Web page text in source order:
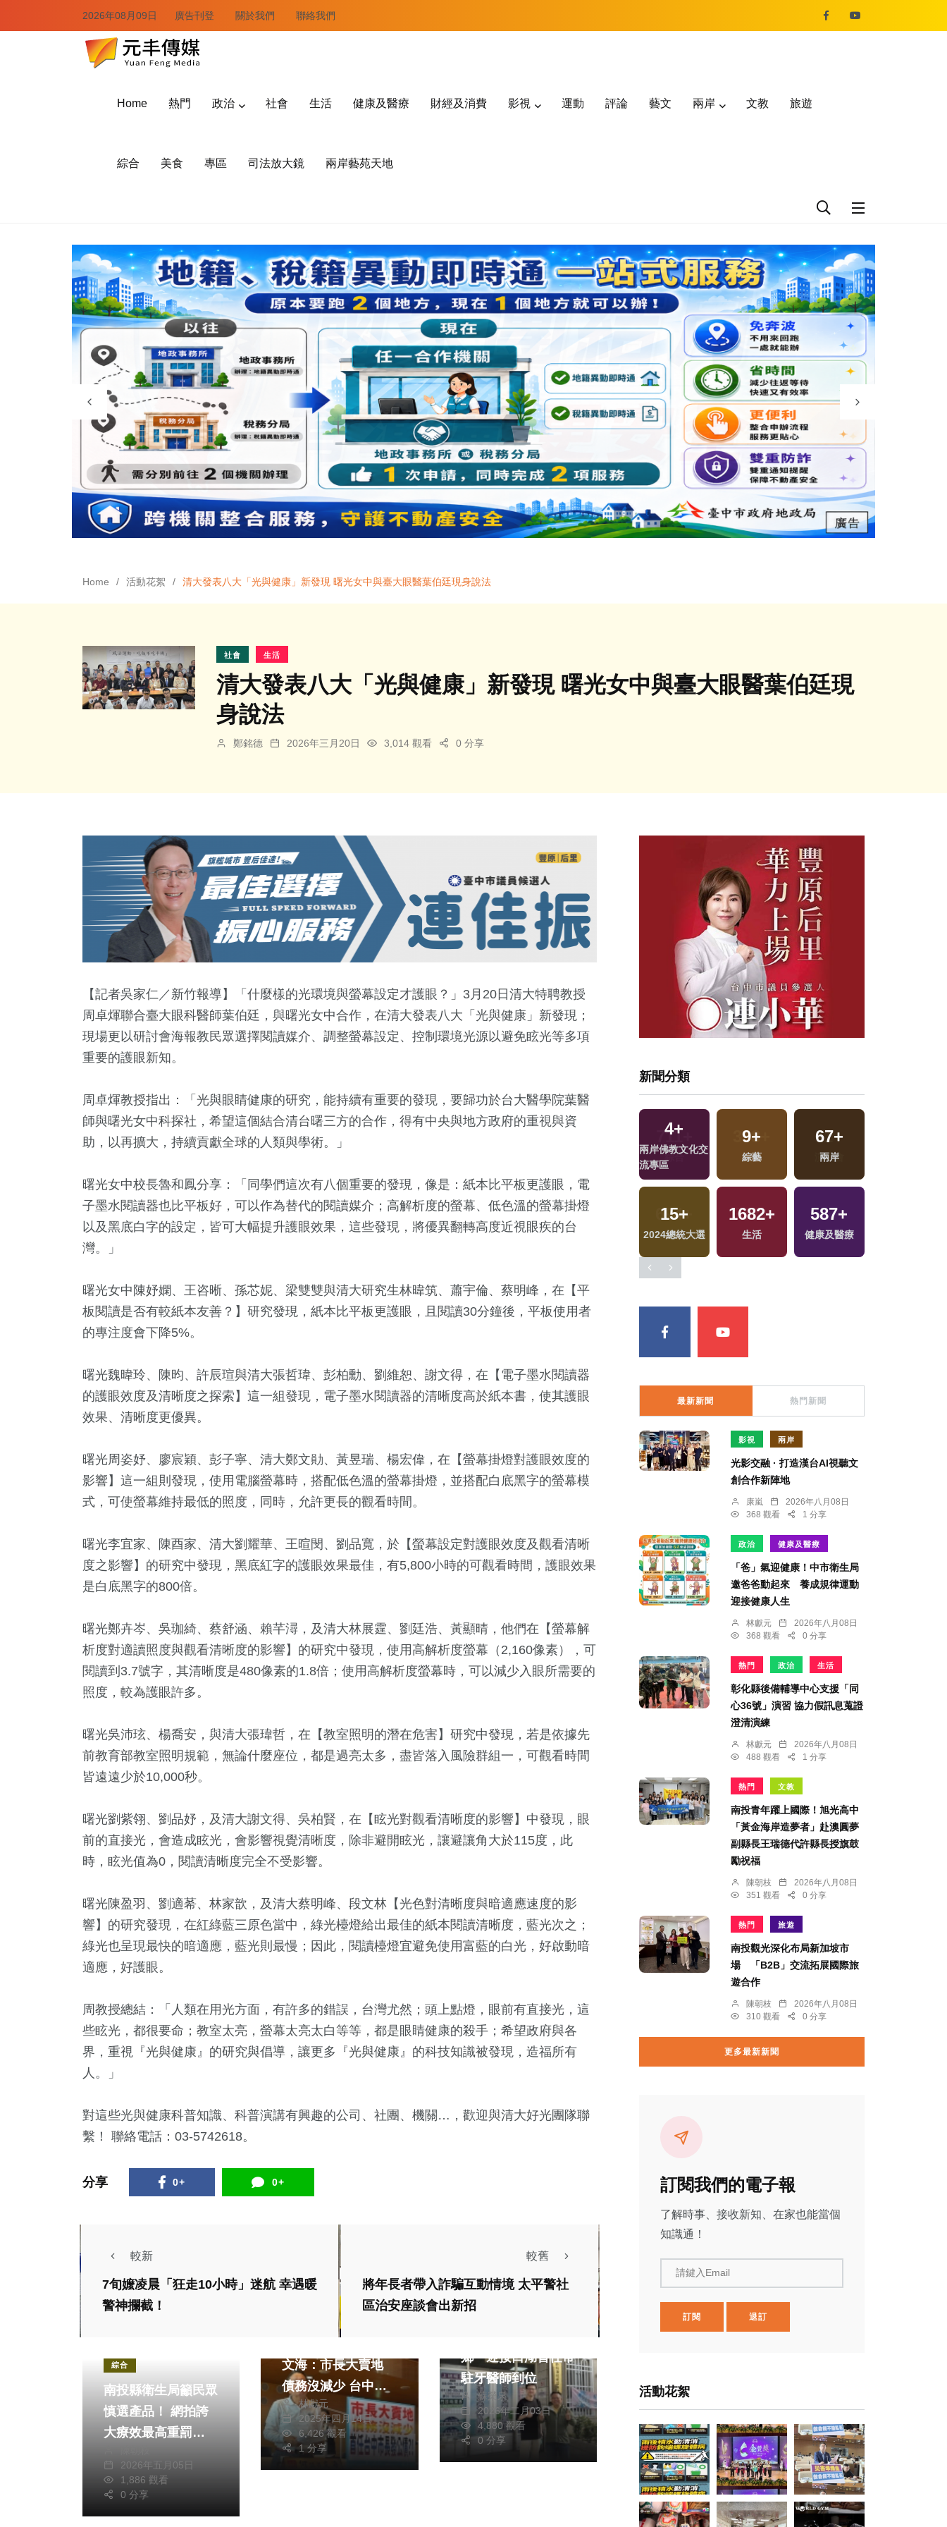
2026年08月09日 廣告刊登 關於我們 聯絡我們
Home 熱門 政治 社會 生活 健康及醫療 財經及消費 影視 運動 評論 藝文 兩岸 文教 旅遊
綜合 美食 專區 司法放大鏡 兩岸藝苑天地
Home 活動花絮 清大發表八大「光與健康」新發現 曙光女中與臺大眼醫葉伯廷現身說法
社會 生活
清大發表八大「光與健康」新發現 曙光女中與臺大眼醫葉伯廷現
身說法
鄭銘德 2026年三月20日 3,014 觀看 0 分享
【記者吳家仁／新竹報導】「什麼樣的光環境與螢幕設定才護眼？」3月20日清大特聘教授
周卓煇聯合臺大眼科醫師葉伯廷，與曙光女中合作，在清大發表八大「光與健康」新發現；
現場更以研討會海報教民眾選擇閱讀媒介、調整螢幕設定、控制環境光源以避免眩光等多項
重要的護眼新知。
周卓煇教授指出：「光與眼睛健康的研究，能持續有重要的發現，要歸功於台大醫學院葉醫
師與曙光女中科探社，希望這個結合清台曙三方的合作，得有中央與地方政府的重視與資
助，以再擴大，持續貢獻全球的人類與學術。」
曙光女中校長魯和鳳分享：「同學們這次有八個重要的發現，像是：紙本比平板更護眼，電
子墨水閱讀器也比平板好，可以作為替代的閱讀媒介；高解析度的螢幕、低色溫的螢幕掛燈
以及黑底白字的設定，皆可大幅提升護眼效果，這些發現，將優異翻轉高度近視眼疾的台
灣。」
曙光女中陳妤嫻、王咨晰、孫芯妮、梁雙雙與清大研究生林暐筑、蕭宇倫、蔡明峰，在【平
板閱讀是否有較紙本友善？】研究發現，紙本比平板更護眼，且閱讀30分鐘後，平板使用者
的專注度會下降5%。
曙光魏暐玲、陳昀、許辰瑄與清大張哲瑋、彭柏勳、劉維恕、謝文得，在【電子墨水閱讀器
的護眼效度及清晰度之探索】這一組發現，電子墨水閱讀器的清晰度高於紙本書，使其護眼
效果、清晰度更優異。
曙光周姿妤、廖宸穎、彭子寧、清大鄭文勛、黃昱瑞、楊宏偉，在【螢幕掛燈對護眼效度的
影響】這一組則發現，使用電腦螢幕時，搭配低色溫的螢幕掛燈，並搭配白底黑字的螢幕模
式，可使螢幕維持最低的照度，同時，允許更長的觀看時間。
曙光李宜家、陳酉家、清大劉耀華、王暄閔、劉品寬，於【螢幕設定對護眼效度及觀看清晰
度之影響】的研究中發現，黑底紅字的護眼效果最佳，有5,800小時的可觀看時間，護眼效果
是白底黑字的800倍。
曙光鄭卉岑、吳珈綺、蔡舒涵、賴芊潯，及清大林展霆、劉廷浩、黃顯晴，他們在【螢幕解
析度對適讀照度與觀看清晰度的影響】的研究中發現，使用高解析度螢幕（2,160像素），可
閱讀到3.7號字，其清晰度是480像素的1.8倍；使用高解析度螢幕時，可以減少入眼所需要的
照度，較為護眼許多。
曙光吳沛玹、楊喬安，與清大張瑋哲，在【教室照明的潛在危害】研究中發現，若是依據先
前教育部教室照明規範，無論什麼座位，都是過亮太多，盡皆落入風險群組一，可觀看時間
皆遠遠少於10,000秒。
曙光劉紫翎、劉品妤，及清大謝文得、吳柏賢，在【眩光對觀看清晰度的影響】中發現，眼
前的直接光，會造成眩光，會影響視覺清晰度，除非避開眩光，讓避讓角大於115度，此
時，眩光值為0，閱讀清晰度完全不受影響。
曙光陳盈羽、劉適莃、林家歆，及清大蔡明峰、段文林【光色對清晰度與暗適應速度的影
響】的研究發現，在紅綠藍三原色當中，綠光檯燈給出最佳的紙本閱讀清晰度，藍光次之；
綠光也呈現最快的暗適應，藍光則最慢；因此，閱讀檯燈宜避免使用富藍的白光，好啟動暗
適應，好護眼。
周教授總結：「人類在用光方面，有許多的錯誤，台灣尤然；頭上點燈，眼前有直接光，這
些眩光，都很要命；教室太亮，螢幕太亮太白等等，都是眼睛健康的殺手；希望政府與各
界，重視『光與健康』的研究與倡導，讓更多『光與健康』的科技知識被發現，造福所有
人。」
對這些光與健康科普知識、科普演講有興趣的公司、社團、機關…，歡迎與清大好光團隊聯
繫！ 聯絡電話：03-5742618。
分享 0+ 0+
較新
7旬嬤凌晨「狂走10小時」迷航 幸遇暖
警神攔截！
較舊
將年長者帶入詐騙互動情境 太平警社
區治安座談會出新招
綜合
南投縣衛生局籲民眾
慎選產品！ 網拍誇
大療效最高重罰
2026年五月05日
1,886 觀看
0 分享
健康及醫療
文海：市長大賣地
債務沒減少 台中市
長盧秀燕重申：善用
資產推動城市建設
不舉新債、穩健理財
林獻元
2025年四月14日
6,426 觀看
1 分享
社會 生活
健康及醫療
鄉 迎接口湖首任常
駐牙醫師到位
蘇榮泉
2026年二月03日
4,880 觀看
0 分享
政治 文教
全市25校、超過萬
名學子受惠 「台中
新聞分類
+ 34+
+
福建林公信俗文
21+
司法放大鏡
13+ 37+
兩岸道教文化交
694+
文教
357+
熱門
4+
兩岸佛教文化交
流專區
9+
綜藝
67+
兩岸
15+
2024總統大選
1682+
生活
587+
健康及醫療
最新新聞 熱門新聞
影視 兩岸
光影交融 · 打造漢台AI視聽文
創合作新陣地
康嵐
2026年八月08日
368 觀看
1 分享
政治 健康及醫療
「爸」氣迎健康！中市衛生局
邀爸爸動起來 養成規律運動
迎接健康人生
林獻元
2026年八月08日
368 觀看
0 分享
熱門 政治 生活
彰化縣後備輔導中心支援「同
心36號」演習 協力假訊息蒐證
澄清演練
林獻元
2026年八月08日
488 觀看
1 分享
熱門 文教
南投青年躍上國際！旭光高中
「黃金海岸造夢者」赴澳圓夢
副縣長王瑞德代許縣長授旗鼓
勵祝福
陳朝枝
2026年八月08日
351 觀看
0 分享
熱門 旅遊
南投觀光深化布局新加坡市
場 「B2B」交流拓展國際旅
遊合作
陳朝枝
2026年八月08日
310 觀看
0 分享
更多最新新聞
訂閱我們的電子報
了解時事、接收新知、在家也能當個
知識通！
請鍵入Email
訂閱 退訂
活動花絮